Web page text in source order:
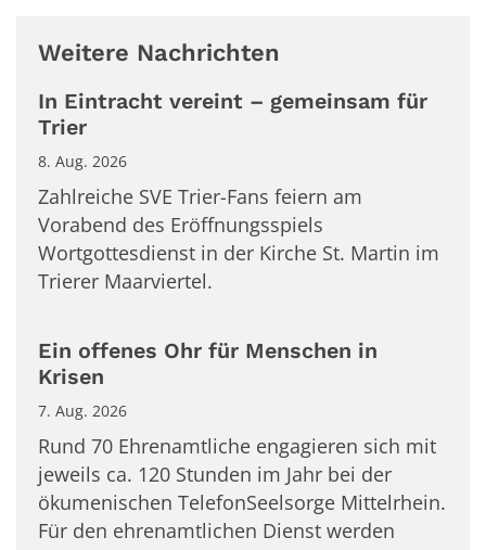
Weitere Nachrichten
In Eintracht vereint – gemeinsam für
Trier
8. Aug. 2026
Zahlreiche SVE Trier-Fans feiern am
Vorabend des Eröffnungsspiels
Wortgottesdienst in der Kirche St. Martin im
Trierer Maarviertel.
Ein offenes Ohr für Menschen in
Krisen
7. Aug. 2026
Rund 70 Ehrenamtliche engagieren sich mit
jeweils ca. 120 Stunden im Jahr bei der
ökumenischen TelefonSeelsorge Mittelrhein.
Für den ehrenamtlichen Dienst werden